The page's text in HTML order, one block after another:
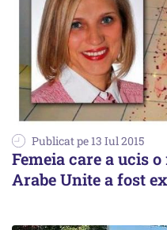
Publicat pe 13 Iul 2015
Femeia care a ucis
Arabe Unite a fost